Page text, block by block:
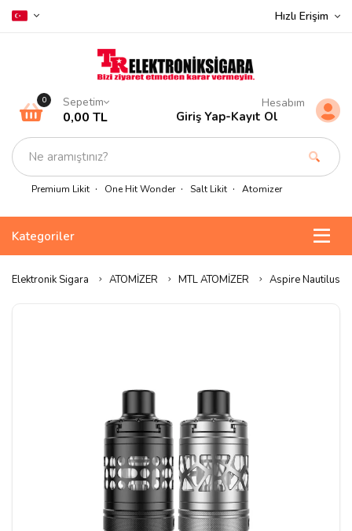
Hızlı Erişim
Premium Likit One Hit Wonder Salt Likit Atomizer
0 Sepetim
0,00 TL
Hesabım
Giriş Yap-Kayıt Ol
Kategoriler
Elektronik Sigara ATOMİZER MTL ATOMİZER Aspire Nautilus